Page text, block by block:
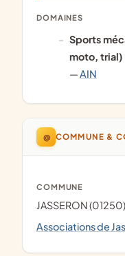
DOMAINES
Sports mécaniques (sport automobile,
moto, trial)
—AIN
@ COMMUNE &
COMMUNE
JASSERON (01250)
Associations de